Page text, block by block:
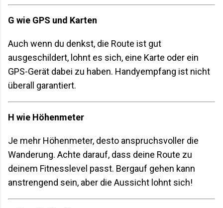
G wie GPS und Karten
Auch wenn du denkst, die Route ist gut
ausgeschildert, lohnt es sich, eine Karte oder ein
GPS-Gerät dabei zu haben. Handyempfang ist nicht
überall garantiert.
H wie Höhenmeter
Je mehr Höhenmeter, desto anspruchsvoller die
Wanderung. Achte darauf, dass deine Route zu
deinem Fitnesslevel passt. Bergauf gehen kann
anstrengend sein, aber die Aussicht lohnt sich!